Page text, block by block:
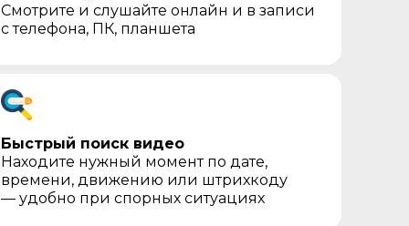
Смотрите и слушайте онлайн и в записи
с телефона, ПК, планшета
Быстрый поиск видео
Находите нужный момент по дате,
времени, движению или штрихкоду
— удобно при спорных ситуациях